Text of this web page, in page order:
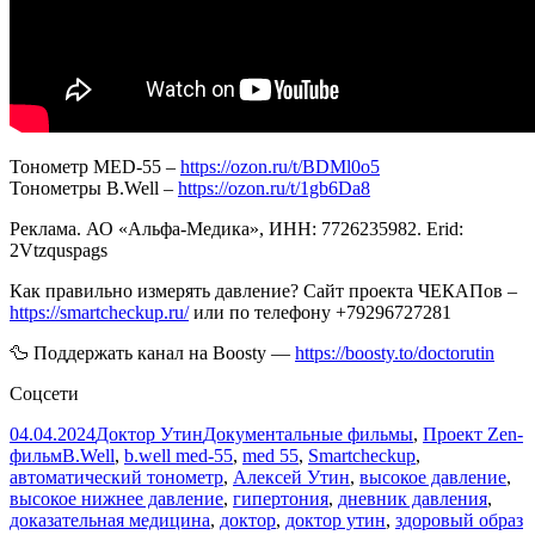
Тонометр МЕD-55 – https://ozon.ru/t/BDMl0o5
Тонометры B.Well – https://ozon.ru/t/1gb6Da8
Реклама. АО «Альфа-Медика», ИНН: 7726235982. Erid:
2Vtzquspags
Как правильно измерять давление? Сайт проекта ЧЕКАПов –
https://smartcheckup.ru/или по телефону +79296727281
🦆 Поддержать канал на Boosty — https://boosty.to/doctorutin
Соцсети
Опубликовано
04.04.2024Автор
Доктор УтинРубрики
Документальные фильмы, Проект Zen-
фильмМетки
B.Well, b.well med-55, med 55, Smartcheckup,
автоматический тонометр, Алексей Утин, высокое давление,
высокое нижнее давление, гипертония, дневник давления,
доказательная медицина, доктор, доктор утин, здоровый образ